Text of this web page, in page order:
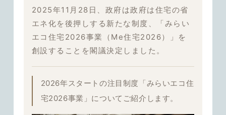
2025年11月28日、政府は政府は住宅の省
エネ化を後押しする新たな制度、「みらい
エコ住宅2026事業（Me住宅2026）」を
創設することを閣議決定しました。
2026年スタートの注目制度「みらいエコ住
宅2026事業」についてご紹介します。